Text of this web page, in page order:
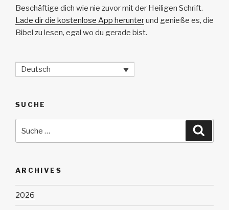
Beschäftige dich wie nie zuvor mit der Heiligen Schrift.
Lade dir die kostenlose App herunterund genieße es, die
Bibel zu lesen, egal wo du gerade bist.
Deutsch
SUCHE
nach:
ARCHIVES
2026